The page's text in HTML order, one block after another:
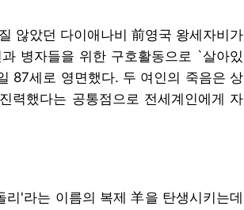
않았던 다이애나비 前영국 왕세자비가
병자들을 위한 구호활동으로 `살아있
87세로 영면했다. 두 여인의 죽음은 상
력했다는 공통점으로 전세계인에게 자
'라는 이름의 복제 羊을 탄생시키는데